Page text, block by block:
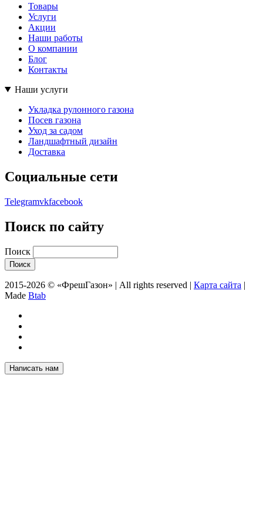
Товары
Услуги
Акции
Наши работы
О компании
Блог
Контакты
Наши услуги
Укладка рулонного газона
Посев газона
Уход за садом
Ландшафтный дизайн
Доставка
Социальные сети
Telegramvkfacebook
Поиск по сайту
Поиск
2015-2026 © «ФрешГазон» | All rights reserved | Карта сайта
Made Btab
Написать нам